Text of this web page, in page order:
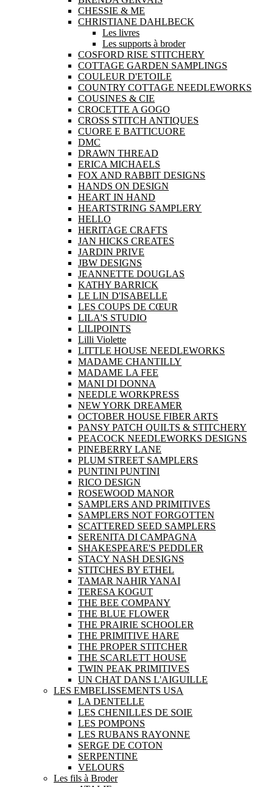
CHESSIE & ME
CHRISTIANE DAHLBECK
Les livres
Les supports à broder
COSFORD RISE STITCHERY
COTTAGE GARDEN SAMPLINGS
COULEUR D'ETOILE
COUNTRY COTTAGE NEEDLEWORKS
COUSINES & CIE
CROCETTE A GOGO
CROSS STITCH ANTIQUES
CUORE E BATTICUORE
DMC
DRAWN THREAD
ERICA MICHAELS
FOX AND RABBIT DESIGNS
HANDS ON DESIGN
HEART IN HAND
HEARTSTRING SAMPLERY
HELLO
HERITAGE CRAFTS
JAN HICKS CREATES
JARDIN PRIVE
JBW DESIGNS
JEANNETTE DOUGLAS
KATHY BARRICK
LE LIN D'ISABELLE
LES COUPS DE CŒUR
LILA'S STUDIO
LILIPOINTS
Lilli Violette
LITTLE HOUSE NEEDLEWORKS
MADAME CHANTILLY
MADAME LA FEE
MANI DI DONNA
NEEDLE WORKPRESS
NEW YORK DREAMER
OCTOBER HOUSE FIBER ARTS
PANSY PATCH QUILTS & STITCHERY
PEACOCK NEEDLEWORKS DESIGNS
PINEBERRY LANE
PLUM STREET SAMPLERS
PUNTINI PUNTINI
RICO DESIGN
ROSEWOOD MANOR
SAMPLERS AND PRIMITIVES
SAMPLERS NOT FORGOTTEN
SCATTERED SEED SAMPLERS
SERENITA DI CAMPAGNA
SHAKESPEARE'S PEDDLER
STACY NASH DESIGNS
STITCHES BY ETHEL
TAMAR NAHIR YANAI
TERESA KOGUT
THE BEE COMPANY
THE BLUE FLOWER
THE PRAIRIE SCHOOLER
THE PRIMITIVE HARE
THE PROPER STITCHER
THE SCARLETT HOUSE
TWIN PEAK PRIMITIVES
UN CHAT DANS L'AIGUILLE
LES EMBELISSEMENTS USA
LA DENTELLE
LES CHENILLES DE SOIE
LES POMPONS
LES RUBANS RAYONNE
SERGE DE COTON
SERPENTINE
VELOURS
Les fils à Broder